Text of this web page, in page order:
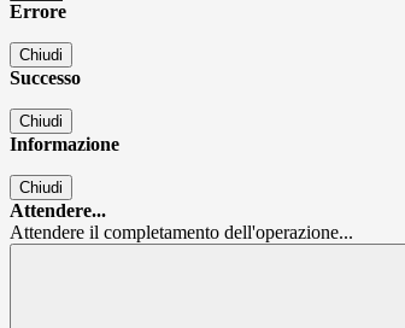
Errore
Chiudi
Successo
Chiudi
Informazione
Chiudi
Attendere...
Attendere il completamento dell'operazione...